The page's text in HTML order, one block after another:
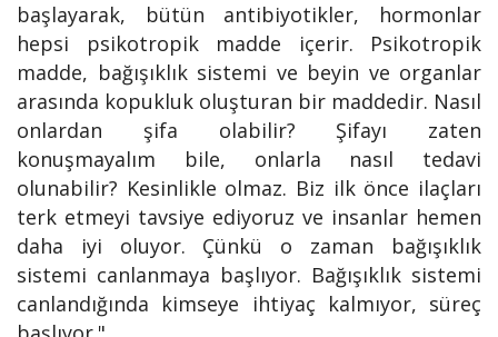
başlayarak, bütün antibiyotikler, hormonlar
hepsi psikotropik madde içerir. Psikotropik
madde, bağışıklık sistemi ve beyin ve organlar
arasında kopukluk oluşturan bir maddedir. Nasıl
onlardan şifa olabilir? Şifayı zaten
konuşmayalım bile, onlarla nasıl tedavi
olunabilir? Kesinlikle olmaz. Biz ilk önce ilaçları
terk etmeyi tavsiye ediyoruz ve insanlar hemen
daha iyi oluyor. Çünkü o zaman bağışıklık
sistemi canlanmaya başlıyor. Bağışıklık sistemi
canlandığında kimseye ihtiyaç kalmıyor, süreç